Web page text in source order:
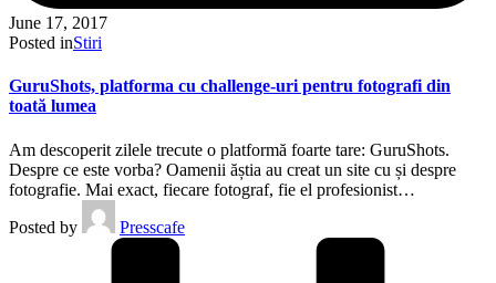
June 17, 2017
Posted inStiri
GuruShots, platforma cu challenge-uri pentru fotografi din
toată lumea
Am descoperit zilele trecute o platformă foarte tare: GuruShots.
Despre ce este vorba? Oamenii ăștia au creat un site cu și despre
fotografie. Mai exact, fiecare fotograf, fie el profesionist…
Posted by
Presscafe